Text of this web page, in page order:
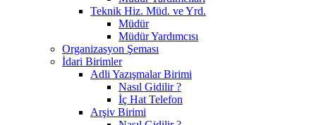
Teknik Hiz. Müd. ve Yrd.
Müdür
Müdür Yardımcısı
Organizasyon Şeması
İdari Birimler
Adli Yazışmalar Birimi
Nasıl Gidilir ?
İç Hat Telefon
Arşiv Birimi